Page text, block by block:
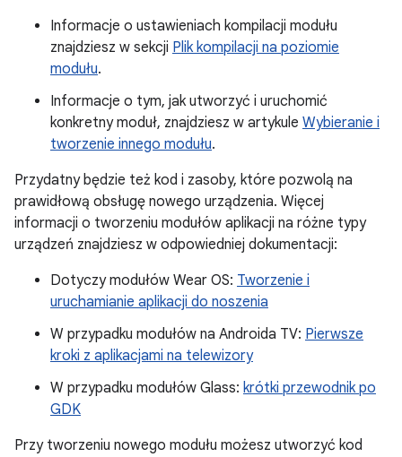
Informacje o ustawieniach kompilacji modułu
znajdziesz w sekcji Plik kompilacji na poziomie
modułu.
Informacje o tym, jak utworzyć i uruchomić
konkretny moduł, znajdziesz w artykule Wybieranie i
tworzenie innego modułu.
Przydatny będzie też kod i zasoby, które pozwolą na
prawidłową obsługę nowego urządzenia. Więcej
informacji o tworzeniu modułów aplikacji na różne typy
urządzeń znajdziesz w odpowiedniej dokumentacji:
Dotyczy modułów Wear OS: Tworzenie i
uruchamianie aplikacji do noszenia
W przypadku modułów na Androida TV: Pierwsze
kroki z aplikacjami na telewizory
W przypadku modułów Glass: krótki przewodnik po
GDK
Przy tworzeniu nowego modułu możesz utworzyć kod